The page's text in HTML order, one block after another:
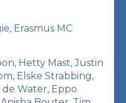
Erasmus MC
Hetty Mast, Justin
Elske Strabbing,
de Water, Eppo